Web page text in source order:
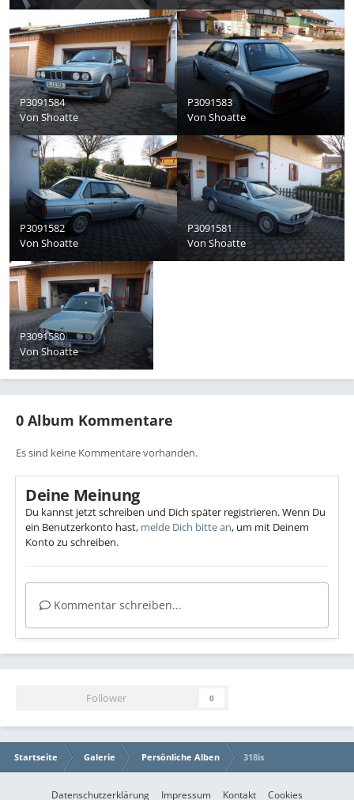
P3091584
VonShoatte
P3091583
Von Shoatte
P3091582
Von Shoatte
P3091581
VonShoatte
P3091580
VonShoatte
0 Album Kommentare
Es sind keine Kommentare vorhanden.
Deine Meinung
Du kannst jetzt schreiben und Dich später registrieren. Wenn Du
ein Benutzerkonto hast, melde Dich bitte an, um mit Deinem
Konto zu schreiben.
Kommentar schreiben...
Follower 0
Startseite Galerie Persönliche Alben 318is
Datenschutzerklärung Impressum Kontakt Cookies